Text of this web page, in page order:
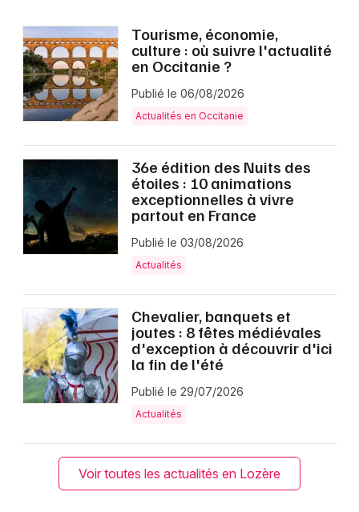
Tourisme, économie,
culture : où suivre l'actualité
en Occitanie ?
Publié le 06/08/2026
Actualités en Occitanie
36e édition des Nuits des
étoiles : 10 animations
exceptionnelles à vivre
partout en France
Publié le 03/08/2026
Actualités
Chevalier, banquets et
joutes : 8 fêtes médiévales
d'exception à découvrir d'ici
la fin de l'été
Publié le 29/07/2026
Actualités
Voir toutes les actualités en Lozère